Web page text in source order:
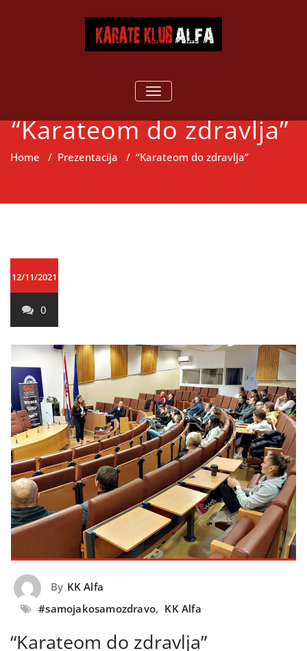
Karate klub
Karate klub ALFA
TOGGLE
NAVIGATION
“Karateom do zdravlja”
Home / Prezentacija / “Karateom do zdravlja”
12/11/2021
0
By KK Alfa
#samojakosamozdravo, KK Alfa
“Karateom do zdravlja”